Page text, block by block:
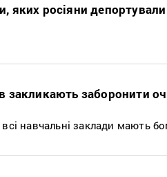
яких росіяни
закликають заборонити
навчальні заклади мають